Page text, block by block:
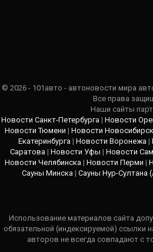
© 2026 - 101авто - автоновости мира
Все права
Наши сайты
Новости Санкт-Петербурга | Новости
Новости Тюмени | Новости
Екатеринбурга | Новости Воронежа |
Саратова | Новости Уфы | Новости
Новости Челябинска | Новости Перми |
Сауны Минска | Сауны Нур-Султана
Использование материалов сайта
обязательной (индексируемой) ссылки
авторов не всегда совпадают с